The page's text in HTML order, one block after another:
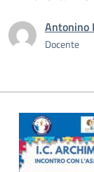
Antonino
Docente